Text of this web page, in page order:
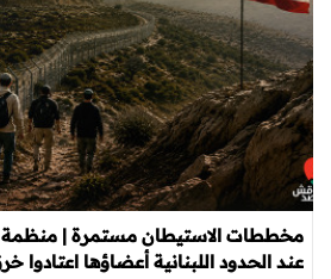
مخططات الاستيطان مستمرة | منظمة
عند الحدود اللبنانية أعضاؤها اعتادوا